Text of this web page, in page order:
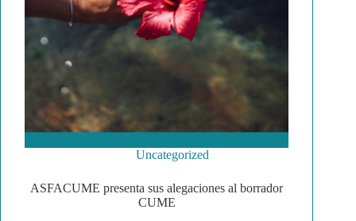
Uncategorized
ASFACUME presenta sus alegaciones al borrador
CUME